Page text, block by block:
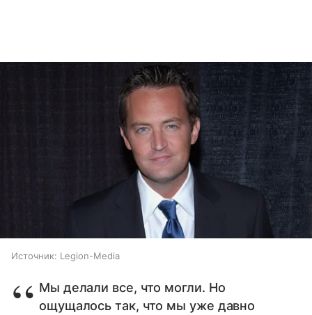
Источник: Legion-Media
Мы делали все, что могли. Но
ощущалось так, что мы уже давно